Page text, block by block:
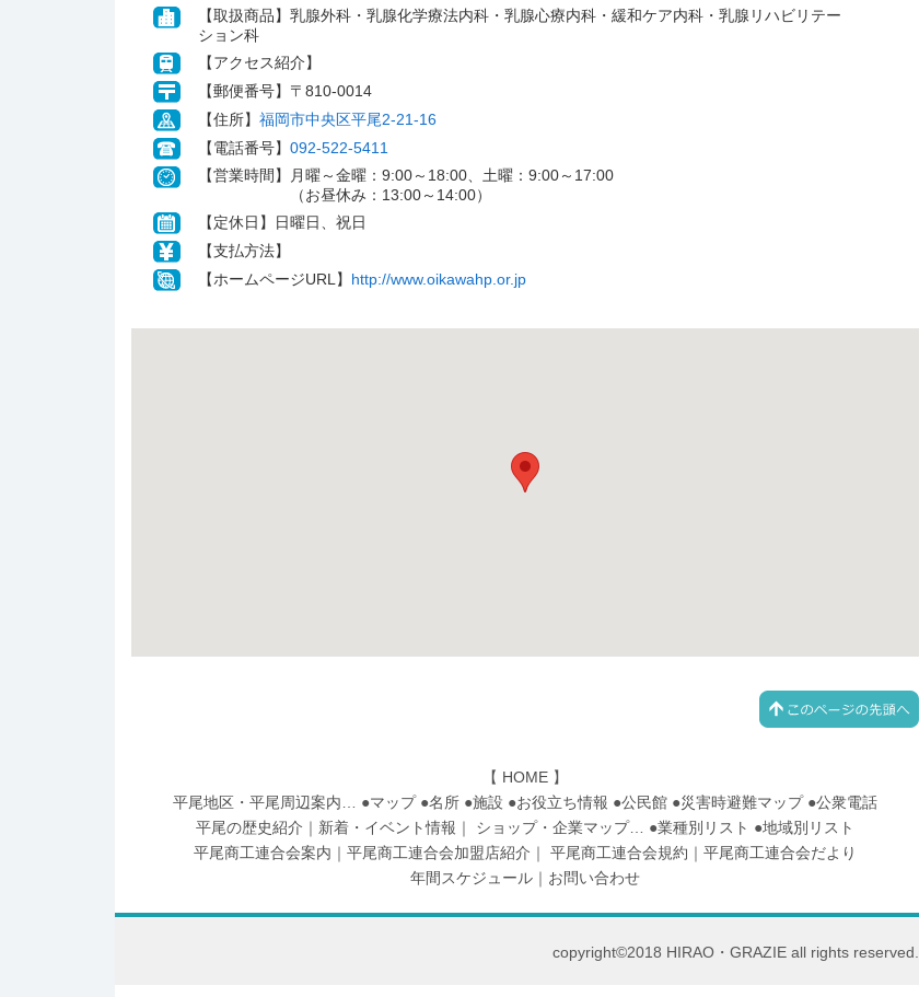
【取扱商品】乳腺外科・乳腺化学療法内科・乳腺心療内科・緩和ケア内科・乳腺リハビリテー
ション科
【アクセス紹介】
【郵便番号】〒810-0014
【住所】 福岡市中央区平尾2-21-16
【電話番号】 092-522-5411
【営業時間】月曜～金曜：9:00～18:00、土曜：9:00～17:00
（お昼休み：13:00～14:00）
【定休日】日曜日、祝日
【支払方法】
【ホームページURL】
http://www.oikawahp.or.jp
【 HOME】
平尾地区・平尾周辺案内 … ●マップ●名所●施設 ●お役立ち情報 ●公民館●災害時避難マップ●公衆電話
平尾の歴史紹介
新着・イベント情報 ショップ・企業マップ… ●業種別リスト ●地域別リスト
平尾商工連合会案内
平尾商工連合会加盟店紹介 平尾商工連合会規約
平尾商工連合会だより
年間スケジュール｜ お問い合わせ
copyright©2018 HIRAO・GRAZIE all rights reserved.